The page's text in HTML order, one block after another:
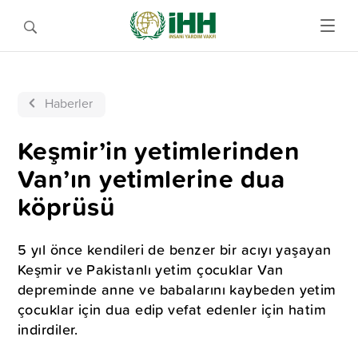
Haberler
Keşmir’in yetimlerinden
Van’ın yetimlerine dua
köprüsü
5 yıl önce kendileri de benzer bir acıyı yaşayan
Keşmir ve Pakistanlı yetim çocuklar Van
depreminde anne ve babalarını kaybeden yetim
çocuklar için dua edip vefat edenler için hatim
indirdiler.